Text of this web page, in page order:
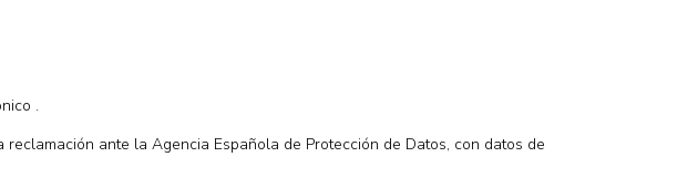
.
ante la Agencia Española de Protección de Datos, con datos de